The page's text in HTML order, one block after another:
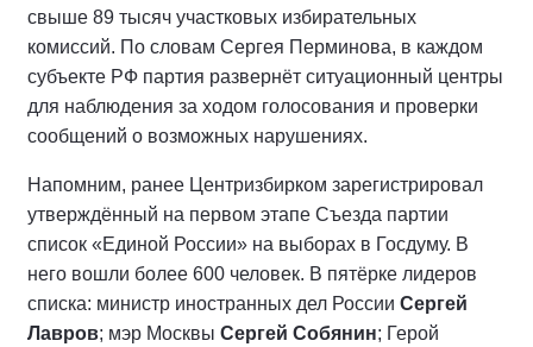
свыше 89 тысяч участковых избирательных
комиссий. По словам Сергея Перминова, в каждом
субъекте РФ партия развернёт ситуационный центры
для наблюдения за ходом голосования и проверки
сообщений о возможных нарушениях.
Напомним, ранее Центризбирком зарегистрировал
утверждённый на первом этапе Съезда партии
список «Единой России» на выборах в Госдуму. В
него вошли более 600 человек. В пятёрке лидеров
списка: министр иностранных дел России Сергей
Лавров; мэр Москвы Сергей Собянин; Герой